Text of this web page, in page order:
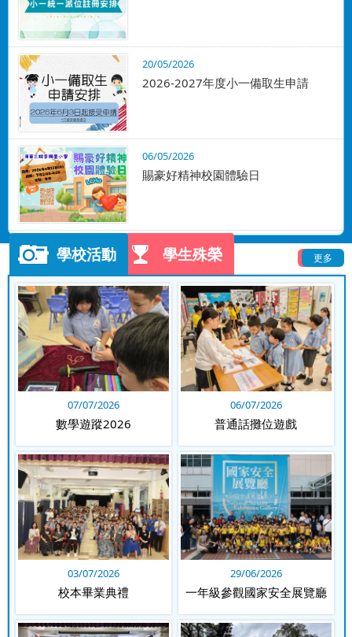
20/05/2026
2026-2027年度小一備取生申請
06/05/2026
賜豪好精神校園體驗日
更多
學校活動
07/07/2026
數學遊蹤2026
06/07/2026
普通話攤位遊戲
03/07/2026
校本畢業典禮
29/06/2026
一年級參觀國家安全展覽廳
更多
學生殊榮
10/07/2026
「資訊素養」海報設計比賽
09/07/2026
賜豪躲避盤邀請賽2026
09/07/2026
機甲聯盟挑戰賽 - 灣仔及離
09/07/2026
2025學而思盃全港數學奧林